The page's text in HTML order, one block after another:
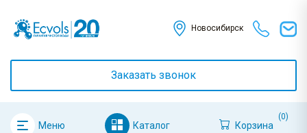
Новосибирск
Заказать звонок
Меню Каталог Корзина
(0)